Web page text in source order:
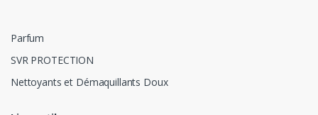
Parfum
SVR PROTECTION
Nettoyants et Démaquillants Doux